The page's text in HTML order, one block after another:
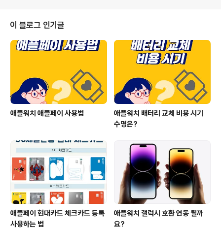
이 블로그 인기글
애플워치 애플페이 사용법
애플워치 배터리 교체 비용 시기
수명은?
애플페이 현대카드 체크카드 등록
사용하는 법
애플워치 갤럭시 호환 연동 될까
요?